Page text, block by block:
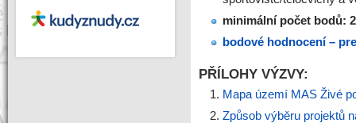
minimální počet bodů:
bodové hodnocení –
PŘÍLOHY VÝZVY:
Mapa území MAS Živé
Způsob výběru projektů